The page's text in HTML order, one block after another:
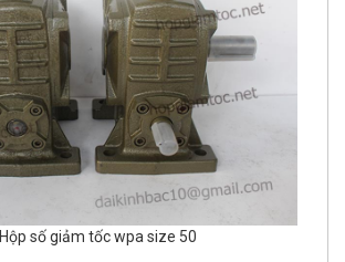
Hộp số giảm tốc wpa size 50